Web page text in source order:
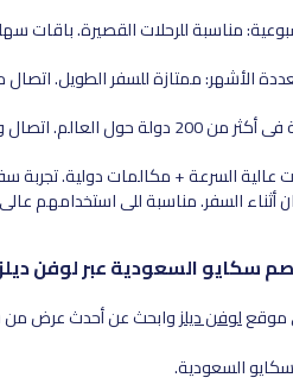
مناسبة للرحلات القصيرة.
الأشهر: ممتازة للسفر الطويل.
بدون الحاجة لشريحة محلية.
عالية السرعة + مكالمات دولية.
السفر. مناسبة للي استخدامهم
سكايو السعودية عبر لوفن ديلز
موقعلوفن ديلزوابحث عن أحدث عرض من
السعودية.